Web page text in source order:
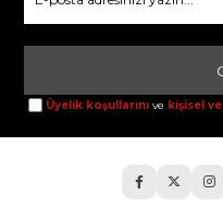
Üyelik koşullarını ve kişisel